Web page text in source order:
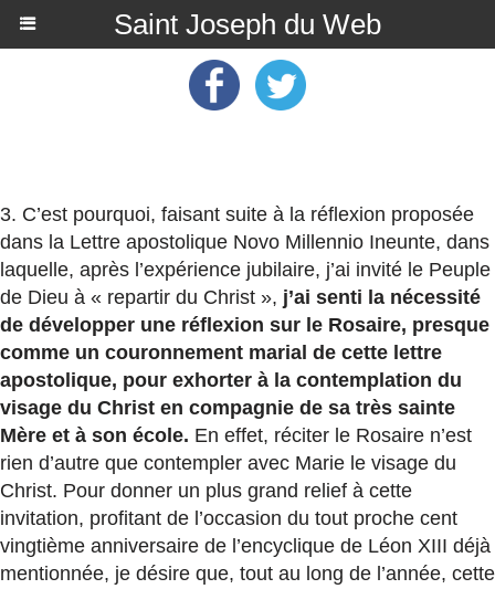
Saint Joseph du Web
3. C’est pourquoi, faisant suite à la réflexion proposée
dans la Lettre apostolique Novo Millennio Ineunte, dans
laquelle, après l’expérience jubilaire, j’ai invité le Peuple
de Dieu à « repartir du Christ », j’ai senti la nécessité
de développer une réflexion sur le Rosaire, presque
comme un couronnement marial de cette lettre
apostolique, pour exhorter à la contemplation du
visage du Christ en compagnie de sa très sainte
Mère et à son école. En effet, réciter le Rosaire n’est
rien d’autre que contempler avec Marie le visage du
Christ. Pour donner un plus grand relief à cette
invitation, profitant de l’occasion du tout proche cent
vingtième anniversaire de l’encyclique de Léon XIII déjà
mentionnée, je désire que, tout au long de l’année, cette